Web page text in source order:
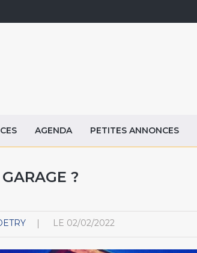
AGENDA PETITES ANNONCES
?
LE 02/02/2022